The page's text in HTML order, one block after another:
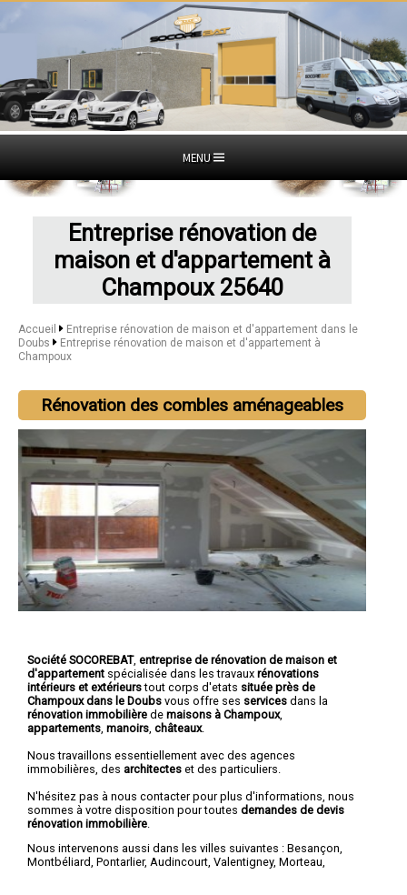
MENU
Entreprise rénovation de
maison et d'appartement à
Champoux 25640
Accueil
Entreprise rénovation de maison et d'appartement dans le
Doubs
Entreprise rénovation de maison et d'appartement à
Champoux
Rénovation des combles aménageables
Société SOCOREBAT, entreprise de rénovation de maison et
d'appartement spécialisée dans les travaux rénovations
intérieurs et extérieurstout corps d'etats située près de
Champoux dans le Doubs vous offre ses services dans la
rénovation immobilière de maisons à Champoux,
appartements manoirs châteaux.
Nous travaillons essentiellement avec des agences
immobilières, des architectes et des particuliers.
N'hésitez pas à nous contacter pour plus d'informations, nous
sommes à votre disposition pour toutes demandes de devis
rénovation immobilière
Nous intervenons aussi dans les villes suivantes : Besançon,
Montbéliard, Pontarlier, Audincourt, Valentigney, Morteau,